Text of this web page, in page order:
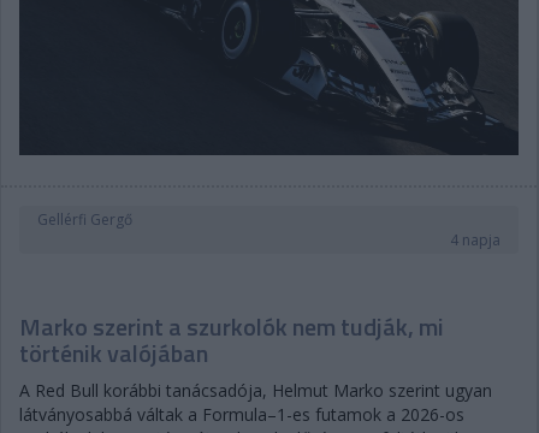
Gellérfi Gergő
4 napja
Marko szerint a szurkolók nem tudják, mi
történik valójában
A Red Bull korábbi tanácsadója, Helmut Marko szerint ugyan
látványosabbá váltak a Formula–1-es futamok a 2026-os